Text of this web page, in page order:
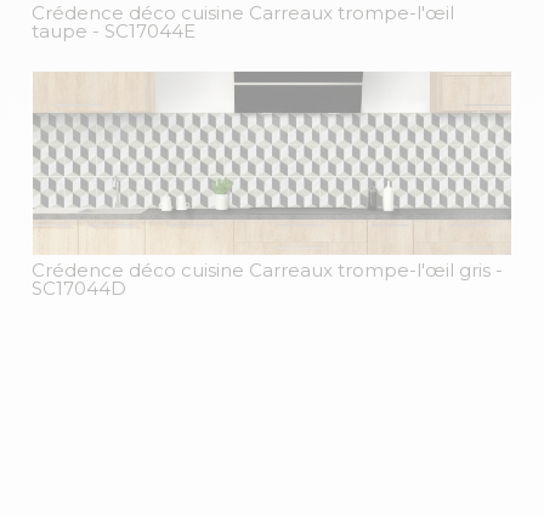
Crédence déco cuisine Carreaux trompe-l'œil
taupe - SC17044E
Crédence déco cuisine Carreaux trompe-l'œil gris -
SC17044D